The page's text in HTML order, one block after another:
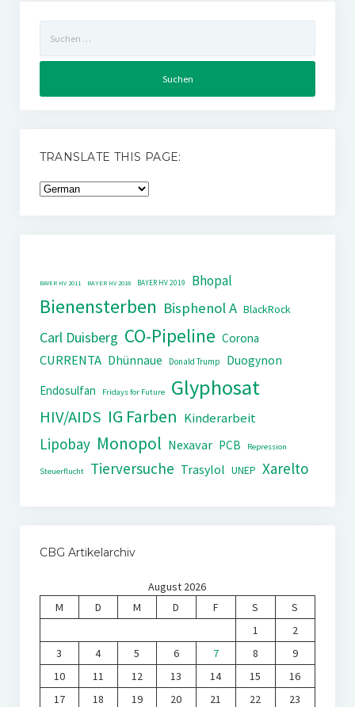
nach:
TRANSLATE THIS PAGE:
BAYER HV 2011 BAYER HV 2018 BAYER HV 2019 Bhopal
Bienensterben Bisphenol A BlackRock
Carl Duisberg CO-Pipeline Corona
CURRENTA Dhünnaue Donald Trump
Duogynon
Endosulfan
Fridays for Future Glyphosat
HIV/AIDS IG Farben Kinderarbeit
Lipobay Monopol Nexavar PCB Repression
Steuerflucht Tierversuche Trasylol UNEP Xarelto
CBG Artikelarchiv
August 2026
M
D M D F S
S
1
2
3
4 5 6 7 8
9
10
11 12 13 14 15
16
17
18 19 20 21 22 23